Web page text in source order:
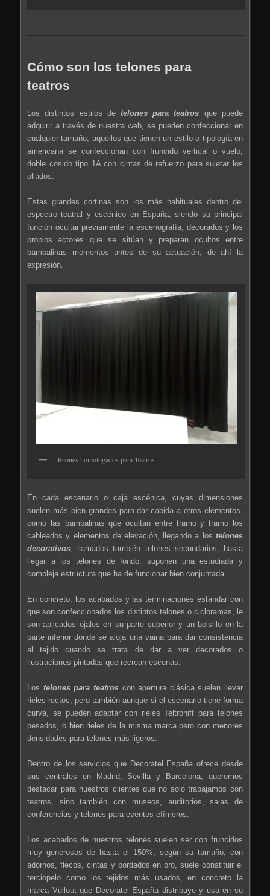
Cómo son los telones para
teatros
Los distintos estilos de telones para teatros que puede
adquirir a través de nuestra web, se pueden confeccionar en
cualquier tamaño, aquellos que tienen un estilo o tipología en
americana se confeccionan con fruncido vertical o vuelo,
doble cosido tipo 1A con cintas de refuerzo para sujetar los
ollados.
Estas grandes cortinas son los más habituales dentro del
espectro teatral y escénico en España, siendo su principal
función ocultar previamente la escenografía, decorados y los
propios actores que se sitúan y preparan ocultos entre
bambalinas momentos antes de su actuación, de ahí la
expresión.
Telones homologados para Teatros
En cada escenario o caja escénica, cuyas dimensiones
suelen más bien grandes para dar cabida a otros elementos,
como las bambalinas que ocultan entre tramo y tramo los
cableados y elementos de elevación, llegando a los telones
decorativos , llamados también telones secundarios, hasta
llegar a los telones de fondo, suponen una estudiada y
compleja estructura que ha de funcionar bien conjuntada.
En concreto, los acabados y las terminaciones estándar con
que son confeccionados los distintos telones o cicloramas, le
son aplicados ojales en su parte superior y un bolsillo en la
parte inferior donde se aloja una vaina para dar consistencia
al tejido cuando se trata de dar a ver decorados o
ilustraciones pintadas que recrean escenas.
Los telones para teatroscon apertura clásica suelen llevar
rieles rectos, pero también aunque si el escenario tiene forma
curva, se pueden adaptar con rieles Teltronift para telones
pesados, o bien rieles de la misma marca pero con menores
densidades para telones más ligeros.
Dentro de los servicios que Decoratel España ofrece desde
sus centrales en Madrid, Sevilla y Barcelona, queremos
destacar para nuestros clientes que no solo trabajamos con
teatros, sino también con museos, auditorios, salas de
conferencias y telones para eventos efímeros.
Los acabados de nuestros telones suelen ser con fruncidos
muy generosos de hasta el 150%, según su tamaño, con
adornos, flecos, cintas y bordados en oro, suele constituir el
terciopelo como los tejidos más usados, en concreto la
marca Vullout que Decoratel España distribuye y usa en su